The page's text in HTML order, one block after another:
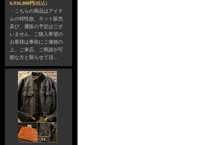
6,916,800円(税込)
・こちらの商品はアイテ
ムの特性故、ネット販売
及び、通販の予定はござ
いません。ご購入希望の
お客様は事前にご連絡の
上、ご来店、ご商談が可
能な方と限らせて頂…